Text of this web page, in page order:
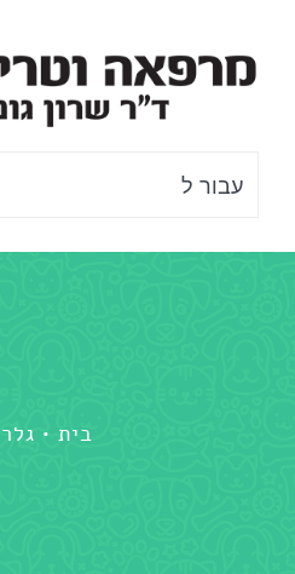
לתוכן
עבור ל
בית